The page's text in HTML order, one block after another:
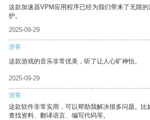
这款加速器VPM应用程序已经为我们带来了无限
护。
2025-09-29
游客
这款游戏的音乐非常优美，听了让人心旷神怡。
2025-09-29
游客
这款软件非常实用，可以帮助我解决很多问题。比
查找资料、翻译语言、编写代码等。